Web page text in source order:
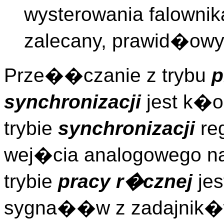
wysterowania
zalecany,
Prze��czanie z trybu
synchronizacjijest
trybie synchronizacji
wej�cia analogowego
trybie pracy r�cznej
sygna��w z